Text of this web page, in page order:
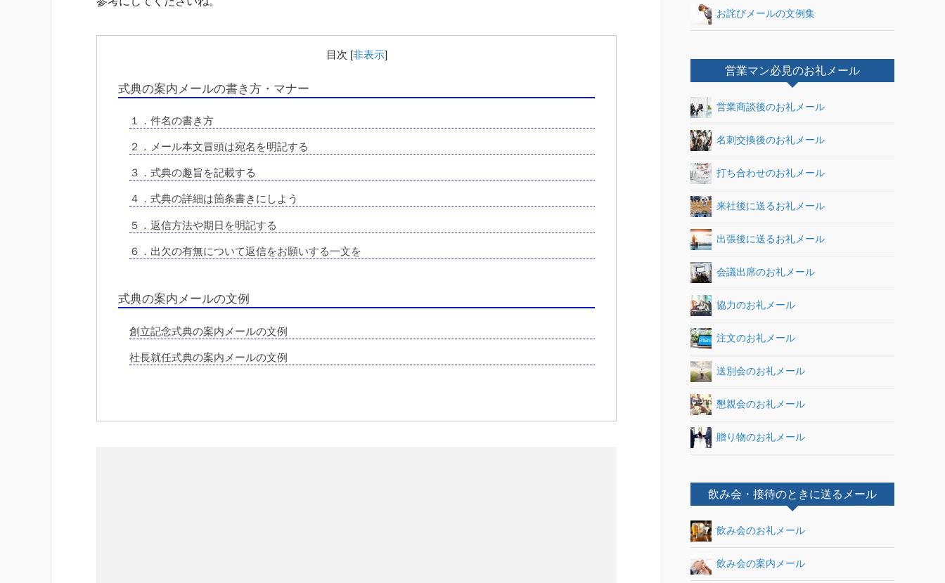
目次 [非表示]
式典の案内メールの書き方・マナー
１．件名の書き方
２．メール本文冒頭は宛名を明記する
３．式典の趣旨を記載する
４．式典の詳細は箇条書きにしよう
５．返信方法や期日を明記する
６．出欠の有無について返信をお願いする一文を
式典の案内メールの文例
創立記念式典の案内メールの文例
社長就任式典の案内メールの文例
お詫びメールの文例集
営業マン必見のお礼メール
営業商談後のお礼メール
名刺交換後のお礼メール
打ち合わせのお礼メール
来社後に送るお礼メール
出張後に送るお礼メール
会議出席のお礼メール
協力のお礼メール
注文のお礼メール
送別会のお礼メール
懇親会のお礼メール
贈り物のお礼メール
飲み会・接待のときに送るメール
飲み会のお礼メール
飲み会の案内メール